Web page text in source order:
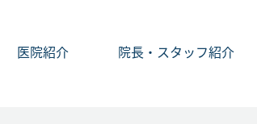
医院紹介 院長・スタッフ紹介